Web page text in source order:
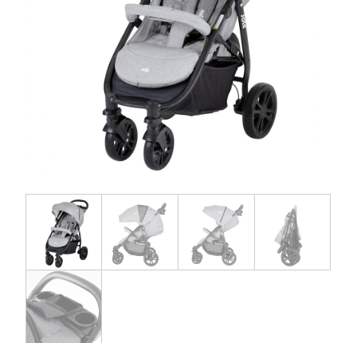
お知らせ
チャイルドシートユーザー登録
ママコラボ
KATOJI TV
このサイトについて
プライバシーポリシー